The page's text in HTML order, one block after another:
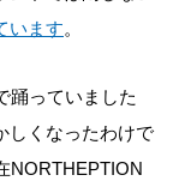
います。
踊っていました
しくなったわけで
NORTHEPTION